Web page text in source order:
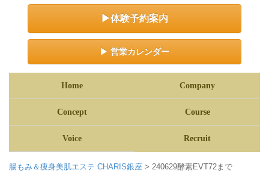
▶体験予約案内
▶ 営業カレンダー
Home Company
Concept Course
Voice Recruit
腸もみ＆痩身美肌エステ CHARIS銀座 > 240629酵素EVT72まで